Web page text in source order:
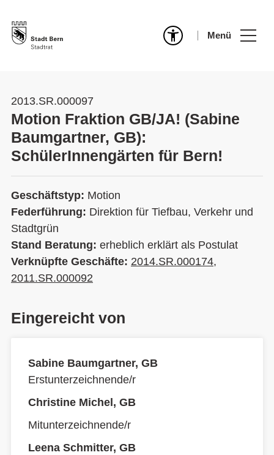
Menü
2013.SR.000097
Motion Fraktion GB/JA! (Sabine
Baumgartner, GB):
SchülerInnengärten für Bern!
Geschäftstyp: Motion
Federführung: Direktion für Tiefbau, Verkehr und
Stadtgrün
Stand Beratung: erheblich erklärt als Postulat
Verknüpfte Geschäfte: 2014.SR.000174,
2011.SR.000092
Eingereicht von
Sabine Baumgartner, GB
Erstunterzeichnende/r
Christine Michel, GB
Mitunterzeichnende/r
Leena Schmitter, GB